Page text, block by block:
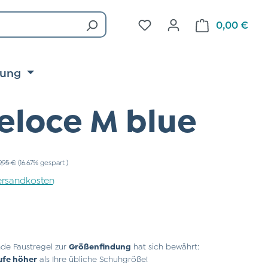
Du hast 0 Produkte auf
0,00 €
M blue
Preis:
€ (16.67% gespart )
Faustregel zur Größenfindung hat sich bewährt:
höher als Ihre übliche Schuhgröße!